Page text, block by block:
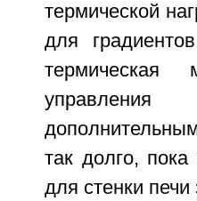
термической
для
термическая
так долго,
для стенки печи